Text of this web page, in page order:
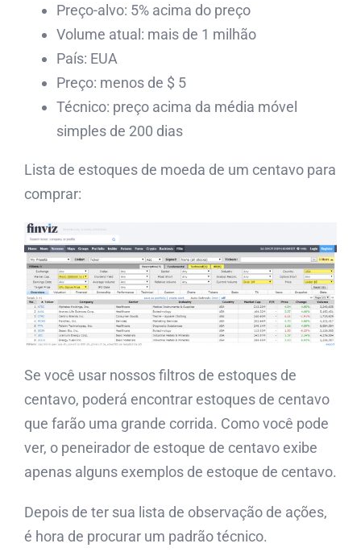
Preço-alvo: 5% acima do preço
Volume atual: mais de 1 milhão
País: EUA
Preço: menos de $ 5
Técnico: preço acima da média móvel
simples de 200 dias
Lista de estoques de moeda de um centavo para
comprar:
Se você usar nossos filtros de estoques de
centavo, poderá encontrar estoques de centavo
que farão uma grande corrida. Como você pode
ver, o peneirador de estoque de centavo exibe
apenas alguns exemplos de estoque de centavo.
Depois de ter sua lista de observação de ações,
é hora de procurar um padrão técnico.